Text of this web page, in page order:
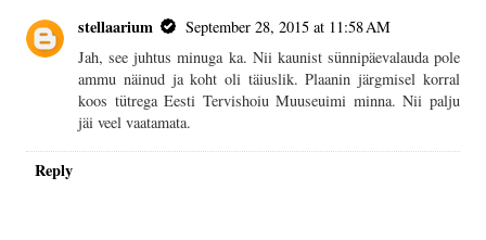
stellaarium
September 28, 2015 at 11:58 AM
Jah, see juhtus minuga ka. Nii kaunist sünnipäevalauda pole
ammu näinud ja koht oli täiuslik. Plaanin järgmisel korral
koos tütrega Eesti Tervishoiu Muuseuimi minna. Nii palju
jäi veel vaatamata.
Reply